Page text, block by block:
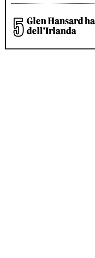
Glen Hansard
dell’Irlanda